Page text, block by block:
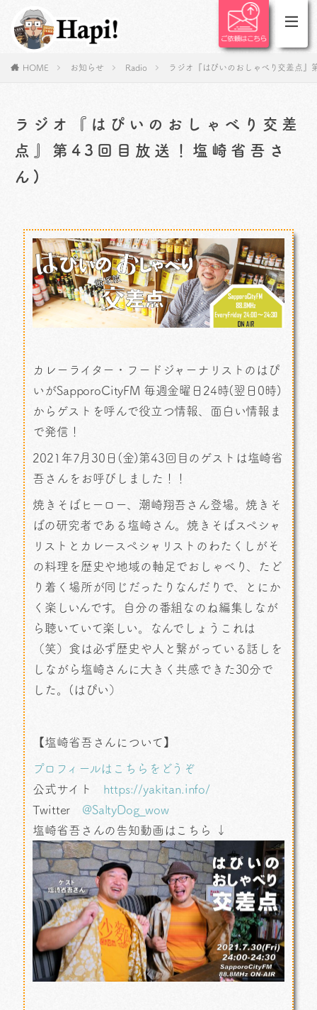
HOME お知らせ Radio ラジオ『はぴいのおしゃべり交差点』
ラジオ『はぴいのおしゃべり交差
点』第43回目放送！塩崎省吾さ
ん)
カレーライター・フードジャーナリストのはぴ
いがSapporoCityFM 毎週金曜日24時(翌日0時)
からゲストを呼んで役立つ情報、面白い情報ま
で発信！
2021年7月30日(金)第43回目のゲストは塩崎省
吾さんをお呼びしました！！
焼きそばヒーロー、潮崎翔吾さん登場。焼きそ
ばの研究者である塩崎さん。焼きそばスペシャ
リストとカレースペシャリストのわたくしがそ
の料理を歴史や地域の軸足でおしゃべり、たど
り着く場所が同じだったりなんだりで、とにか
く楽しいんです。自分の番組なのね編集しなが
ら聴いていて楽しい。なんでしょうこれは
（笑）食は必ず歴史や人と繋がっている話しを
しながら塩崎さんに大きく共感できた30分で
した。(はぴい）
【塩崎省吾さんについて】
プロフィールはこちらをどうぞ
公式サイト https://yakitan.info/
Twitter @SaltyDog_wow
塩崎省吾さんの告知動画はこちら ↓